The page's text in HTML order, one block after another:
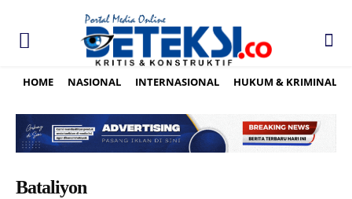
HOME NASIONAL INTERNASIONAL HUKUM & KRIMINAL
Bataliyon